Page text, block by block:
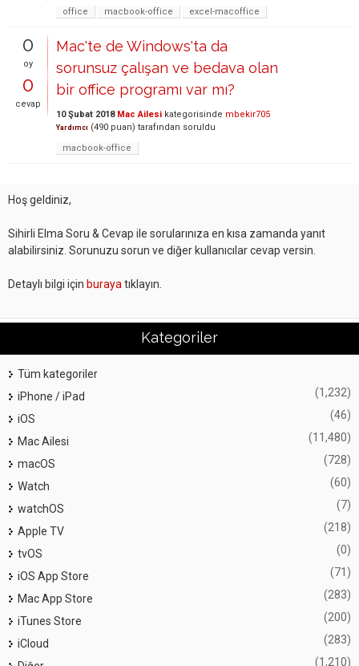
office
macbook-office excel-macoffice
0
oy
0
cevap
Mac'te de Windows'ta da
sorunsuz çalışan ve bedava olan
bir office programı var mı?
10 Şubat 2018 Mac Ailesi kategorisinde mbekir705
Yardımcı (490 puan) tarafından soruldu
macbook-office
Hoş geldiniz,
Sihirli Elma Soru & Cevap ile sorularınıza en kısa zamanda yanıt
alabilirsiniz. Sorunuzu sorun ve diğer kullanıcılar cevap versin.
Detaylı bilgi için buraya tıklayın.
Kategoriler
Tüm kategoriler
iPhone / iPad
(1,232)
iOS (46)
Mac Ailesi (11,480)
macOS (728)
Watch (60)
watchOS (7)
Apple TV (218)
tvOS (0)
iOS App Store (71)
Mac App Store (283)
iTunes Store (200)
iCloud (283)
(1,210)